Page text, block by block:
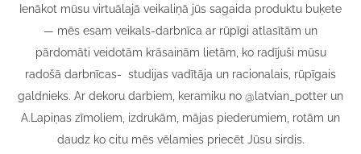
Ienākot mūsu virtuālajā veikaliņā jūs sagaida produktu buķete
— mēs esam veikals-darbnīca ar rūpīgi atlasītām un
pārdomāti veidotām krāsainām lietām, ko radījuši mūsu
radošā darbnīcas- studijas vadītāja un racionalais, rūpīgais
galdnieks. Ar dekoru darbiem, keramiku no @latvian_potter un
A.Lapiņas zīmoliem, izdrukām, mājas piederumiem, rotām un
daudz ko citu mēs vēlamies priecēt Jūsu sirdis.